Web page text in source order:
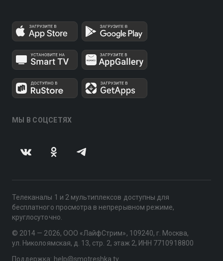
МЫ В СОЦСЕТЯХ
Телеканалы 1 и 2 мультиплексов доступны для
бесплатного просмотра в непрерывном режиме,
круглосуточно.
© 2014 — 2026, ООО «ЛайфСтрим», 109240, г. Москва,
ул. Николоямская, д. 13, стр. 2, этаж 2, ИНН 7710918800
Поддержка: help@smotreshka.tv